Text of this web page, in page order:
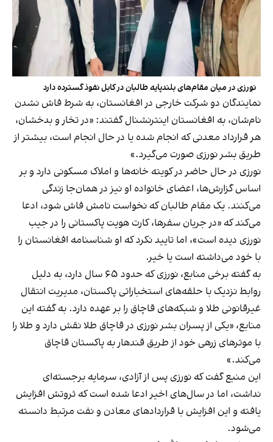
نورزی در میان مقام‌های بلندپایه طالبان در کابل نفوذ گسترده دارد
نمایندگان دو شرکت خارجی در افغانستان، به شرط فاش نشدن
نام‌شان، به افغانستان اینترنشنال گفتند: «در تخار و بدخشان،
هر قرارداد معدنی که انجام شده یا در حال انجام است، بیشتر از
طریق بشر نورزی صورت می‌گیرد.»
نورزی در حال حاضر در کویته خانه‌ها و املاک مسکونی دارد و بر
اساس گزارش‌ها، اعضای خانواده او نیز در همان‌جا زندگی
می‌کنند. یک مقام طالبان که نخواست نامش فاش شود، ادعا
می‌کند که «در جریان سفرها، کارت هویت پاکستانی را در جیب
نورزی دیده است»، اما تایید نکرد که او شناسنامه افغانستان را
با خود می‌داشته است یا خیر.
به گفته برخی منابع، نورزی که حدود ۶۵ سال دارد، به دلیل
روابط نزدیک با حلقه‌های استخباراتی پاکستان، مدیریت انتقال
غیرقانونی طلا و شبکه‌های قاچاق را بر عهده دارد. به گفته این
منابع، «یکی از پسران بشر نورزی در قاچاق طلا نقش دارد و طلا را
با موترهای زرهی خود از طریق قندهار به پاکستان قاچاق
می‌کند.»
این منبع گفت که نورزی پس از آزادی، سرمایه برجسته‌ای
نداشت، اما در سال‌های اخیر ادعا شده است که ثروتش افزایش
یافته و این افزایش با قراردادهای معادن و نفت مرتبط دانسته
می‌شود.